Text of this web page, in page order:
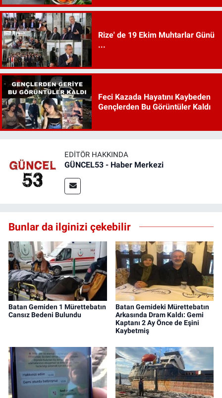
Rize' de 19 Ekim Muhtarlar Günü
...
Feci Kazada Hayatını Kaybeden
Gençlerden Bu Görüntüler Kaldı
EDITÖR HAKKINDA
GÜNCEL53 - Haber Merkezi
Bunlar da ilginizi çekebilir
Batan Gemiden 1 Mürettebatın
Cansız Bedeni Bulundu
Batan Gemideki Mürettebatın
Arkasında Dram Kaldı: Gemi
Kaptanı 2 Ay Önce de Eşini
Kaybetmiş